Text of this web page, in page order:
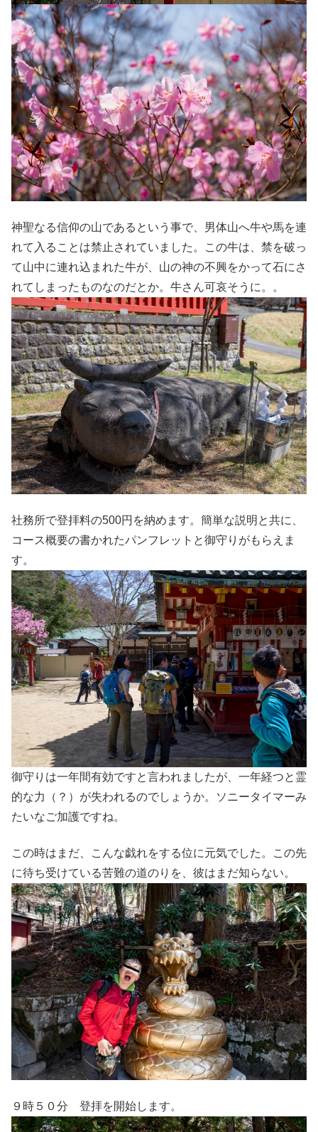
神聖なる信仰の山であるという事で、男体山へ牛や馬を連
れて入ることは禁止されていました。この牛は、禁を破っ
て山中に連れ込まれた牛が、山の神の不興をかって石にさ
れてしまったものなのだとか。牛さん可哀そうに。。
社務所で登拝料の500円を納めます。簡単な説明と共に、
コース概要の書かれたパンフレットと御守りがもらえま
す。
御守りは一年間有効ですと言われましたが、一年経つと霊
的な力（？）が失われるのでしょうか。ソニータイマーみ
たいなご加護ですね。
この時はまだ、こんな戯れをする位に元気でした。この先
に待ち受けている苦難の道のりを、彼はまだ知らない。
９時５０分 登拝を開始します。